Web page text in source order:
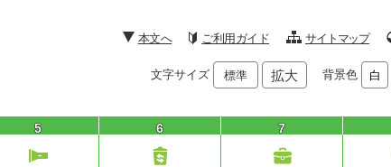
本文へ ご利用ガイド サイトマップ
文字サイズ 標準 拡大 背景色 白
5 6 7